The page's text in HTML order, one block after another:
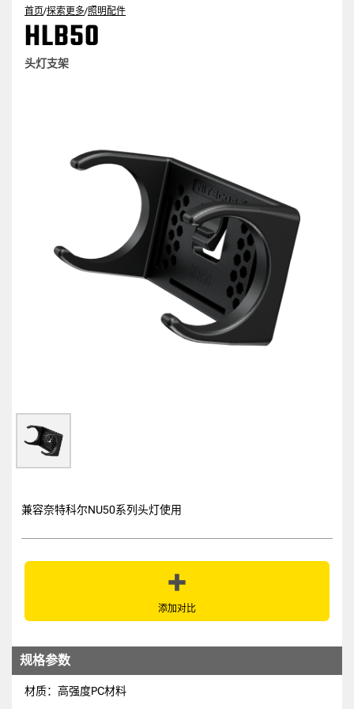
首页/探索更多/照明配件
HLB50
头灯支架
兼容奈特科尔NU50系列头灯使用
添加对比
规格参数
材质：高强度PC材料